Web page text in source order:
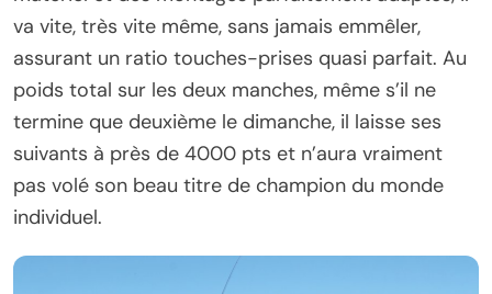
va vite, très vite même, sans jamais emmêler,
assurant un ratio touches-prises quasi parfait. Au
poids total sur les deux manches, même s’il ne
termine que deuxième le dimanche, il laisse ses
suivants à près de 4000 pts et n’aura vraiment
pas volé son beau titre de champion du monde
individuel.